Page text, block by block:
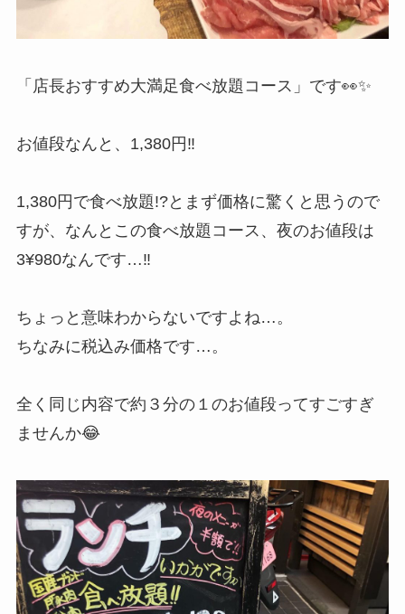
「店長おすすめ大満足食べ放題コース」です👀✨
お値段なんと、1,380円‼
1,380円で食べ放題!?とまず価格に驚くと思うので
すが、なんとこの食べ放題コース、夜のお値段は
3¥980なんです…‼
ちょっと意味わからないですよね…。
ちなみに税込み価格です…。
全く同じ内容で約３分の１のお値段ってすごすぎ
ませんか😂